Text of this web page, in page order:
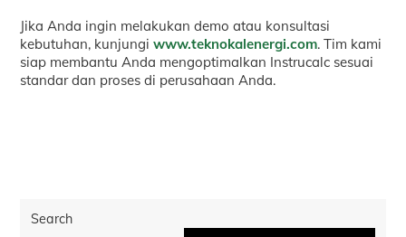
Jika Anda ingin melakukan demo atau konsultasi
kebutuhan, kunjungiwww.teknokalenergi.com. Tim kami
siap membantu Anda mengoptimalkan Instrucalc sesuai
standar dan proses di perusahaan Anda.
Search